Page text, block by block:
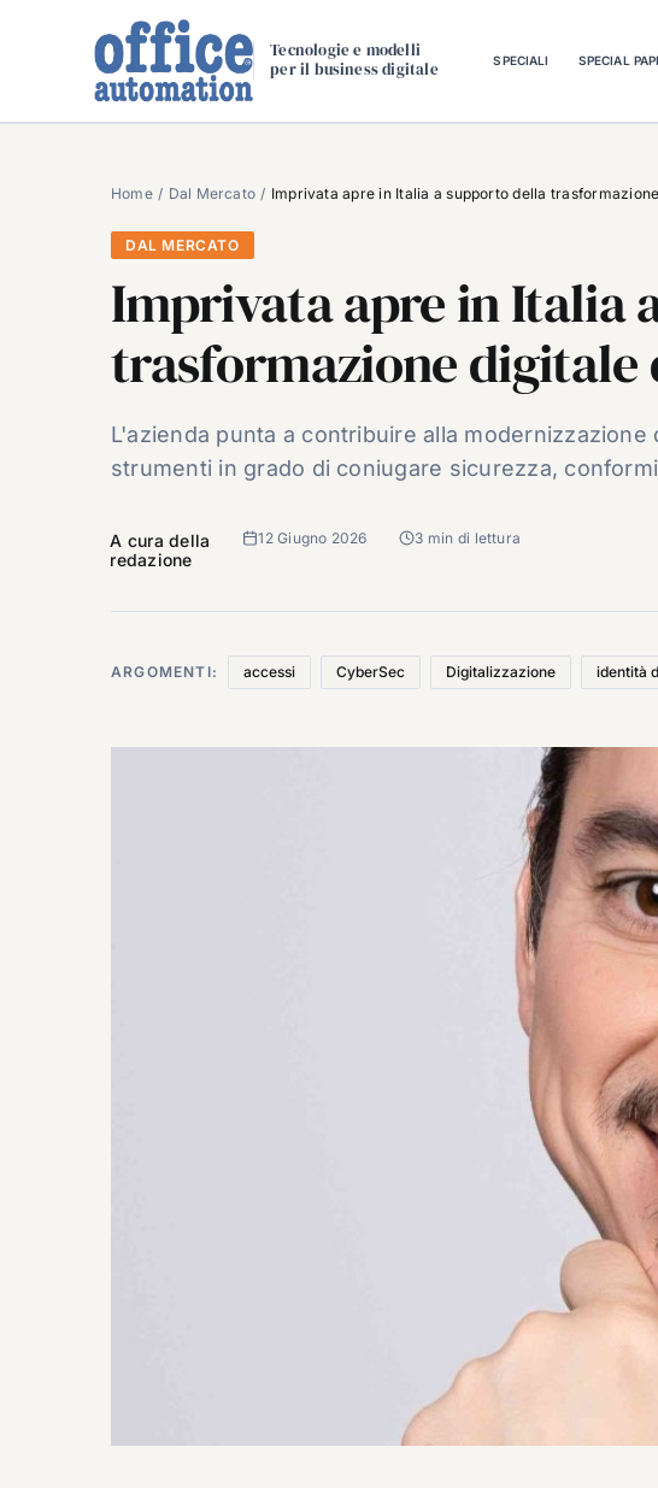
Tecnologie e modelli
per il business digitale
SPECIALI SPECIAL
Home Dal Mercato Imprivata apre in Italia a supporto della
DAL MERCATO
Imprivata apre in Italia
trasformazione digitale
L'azienda punta a contribuire alla
strumenti in grado di coniugare sicurezza,
A cura della
redazione
12 Giugno 2026 3 min di lettura
ARGOMENTI: accessi CyberSec Digitalizzazione identità